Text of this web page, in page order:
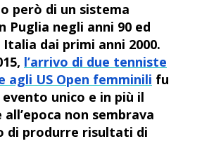
però di un sistema
Puglia negli anni 90 ed
dai primi anni 2000.
l’arrivo di due tenniste
agli US Open femminili fu
unico e in più il
non sembrava
di produrre risultati di